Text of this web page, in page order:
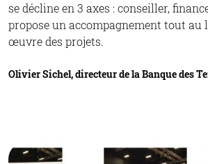
se décline en 3 axes : conseiller,
propose un accompagnement tout au
œuvre des projets.
Olivier Sichel, directeur de la Banque des